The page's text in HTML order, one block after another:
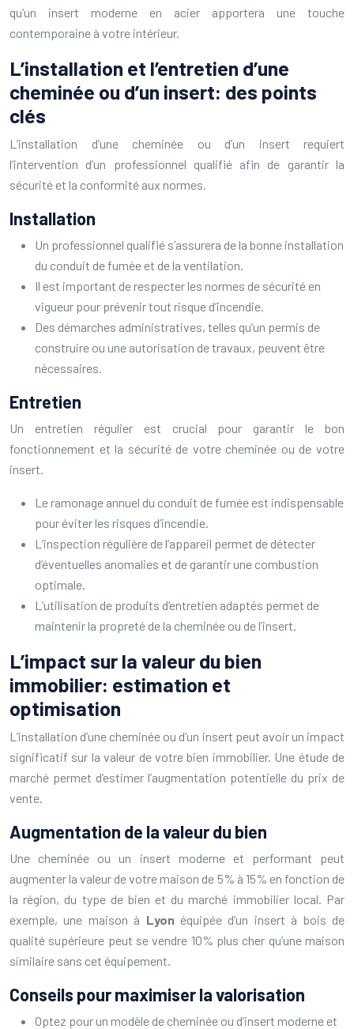
qu’un insert moderne en acier apportera une touche
contemporaine à votre intérieur.
L’installation et l’entretien d’une
cheminée ou d’un insert: des points
clés
L’installation d’une cheminée ou d’un insert requiert
l’intervention d’un professionnel qualifié afin de garantir la
sécurité et la conformité aux normes.
Installation
Un professionnel qualifié s’assurera de la bonne installation
du conduit de fumée et de la ventilation.
Il est important de respecter les normes de sécurité en
vigueur pour prévenir tout risque d’incendie.
Des démarches administratives, telles qu’un permis de
construire ou une autorisation de travaux, peuvent être
nécessaires.
Entretien
Un entretien régulier est crucial pour garantir le bon
fonctionnement et la sécurité de votre cheminée ou de votre
insert.
Le ramonage annuel du conduit de fumée est indispensable
pour éviter les risques d’incendie.
L’inspection régulière de l’appareil permet de détecter
d’éventuelles anomalies et de garantir une combustion
optimale.
L’utilisation de produits d’entretien adaptés permet de
maintenir la propreté de la cheminée ou de l’insert.
L’impact sur la valeur du bien
immobilier: estimation et
optimisation
L’installation d’une cheminée ou d’un insert peut avoir un impact
significatif sur la valeur de votre bien immobilier. Une étude de
marché permet d’estimer l’augmentation potentielle du prix de
vente.
Augmentation de la valeur du bien
Une cheminée ou un insert moderne et performant peut
augmenter la valeur de votre maison de 5% à 15% en fonction de
la région, du type de bien et du marché immobilier local. Par
exemple, une maison à Lyon équipée d’un insert à bois de
qualité supérieure peut se vendre 10% plus cher qu’une maison
similaire sans cet équipement.
Conseils pour maximiser la valorisation
Optez pour un modèle de cheminée ou d’insert moderne et